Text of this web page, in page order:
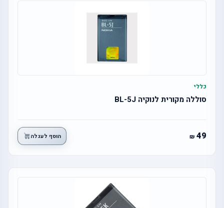
כללי
סוללה מקורית לנוקיה BL-5J
49 הוסף לעגלה